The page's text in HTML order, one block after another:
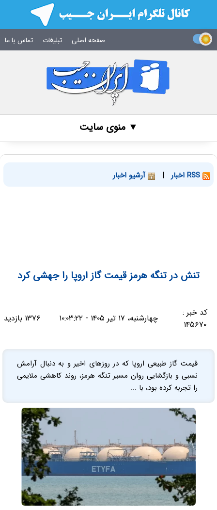
صفحه اصلی تبلیغات تماس با ما
▼ منوی سایت
| آرشیو اخبار
تنش در تنگه هرمز قیمت گاز اروپا را جهشی کرد
کد خبر :
۱۴۵۶۷۰
چهارشنبه، ۱۷ تیر ۱۴۰۵ - ۱۰:۰۳:۲۲ ۱۳۷۶ بازدید
قیمت گاز طبیعی اروپا که در روزهای اخیر و به دنبال آرامش
نسبی و بازگشایی روان مسیر تنگه هرمز، روند کاهشی ملایمی
را تجربه کرده بود، با ...